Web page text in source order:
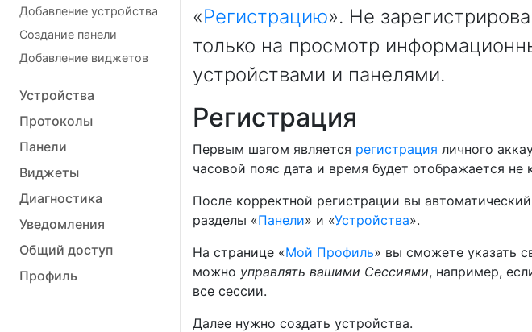
Добавление устройства
Создание панели
Добавление виджетов
Устройства
Протоколы
Панели
Виджеты
Диагностика
Уведомления
Общий доступ
Профиль
«Регистрацию». Не
только на просмотр
устройствами и панелями.
Регистрация
Первым шагом является регистрация личного
часовой пояс дата и время будет отображается не
После корректной регистрации вы
разделы «Панели» и «Устройства».
На странице «Мой Профиль» вы сможете указать
можно управлять вашими Сессиями, например,
все сессии.
Далее нужно создать устройства.